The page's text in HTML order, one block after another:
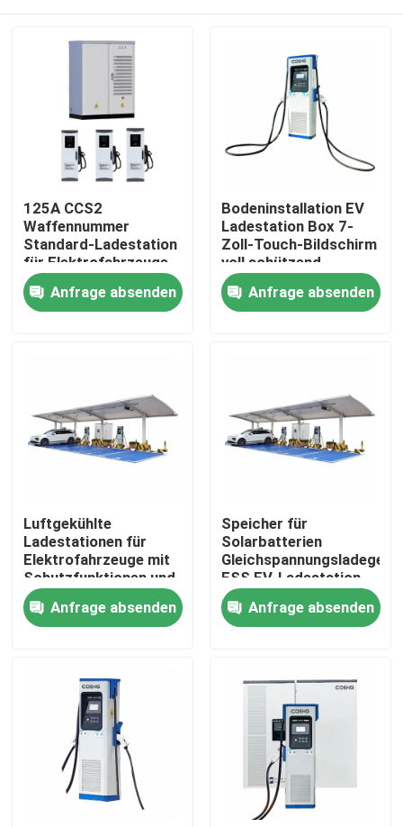
Zu Hause
Videos
Werksbesichtigung
Qualitätskontrolle
Neuigkeiten
Bitte um ein Angebot
125A CCS2
Waffennummer
Standard-Ladestation
für Elektrofahrzeuge
mit 7-Zoll-
Touchscreen
Anfrage absenden
Bodeninstallation EV
Ladestation Box 7-
Zoll-Touch-Bildschirm
voll schützend
Anfrage absenden
Luftgekühlte
Ladestationen für
Elektrofahrzeuge mit
Schutzfunktionen und
Ethernet-Netzwerk
Anfrage absenden
Speicher für
Solarbatterien
ESS EV-Ladestation
für Fahrzeuge
Anfrage absenden